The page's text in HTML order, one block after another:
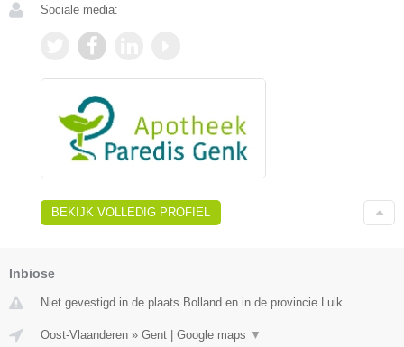
Sociale media:
BEKIJK VOLLEDIG PROFIEL
Inbiose
Niet gevestigd in de plaats Bolland en in de provincie Luik.
Oost-Vlaanderen » Gent Google maps ▼